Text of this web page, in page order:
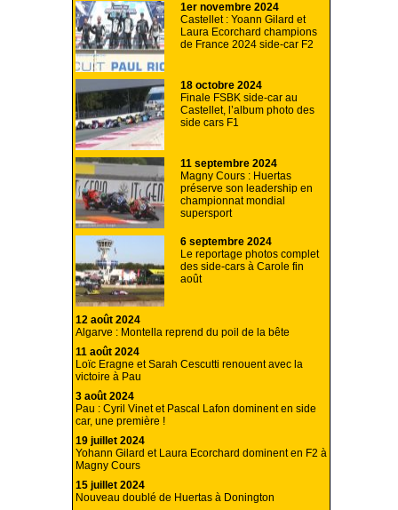
1er novembre 2024
Castellet : Yoann Gilard et
Laura Ecorchard champions
de France 2024 side-car F2
18 octobre 2024
Finale FSBK side-car au
Castellet, l’album photo des
side cars F1
11 septembre 2024
Magny Cours : Huertas
préserve son leadership en
championnat mondial
supersport
6 septembre 2024
Le reportage photos complet
des side-cars à Carole fin
août
12 août 2024
Algarve : Montella reprend du poil de la bête
11 août 2024
Loïc Eragne et Sarah Cescutti renouent avec la
victoire à Pau
3 août 2024
Pau : Cyril Vinet et Pascal Lafon dominent en side
car, une première !
19 juillet 2024
Yohann Gilard et Laura Ecorchard dominent en F2 à
Magny Cours
15 juillet 2024
Nouveau doublé de Huertas à Donington